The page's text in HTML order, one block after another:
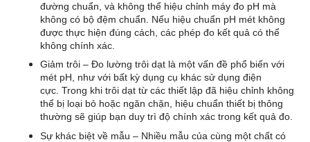
đường chuẩn, và không thể hiệu chỉnh máy đo pH mà
không có bộ đệm chuẩn. Nếu hiệu chuẩn pH mét không
được thực hiện đúng cách, các phép đo kết quả có thể
không chính xác.
Giảm trôi – Đo lường trôi dạt là một vấn đề phổ biến với
mét pH, như với bất kỳ dụng cụ khác sử dụng điện
cực. Trong khi trôi dạt từ các thiết lập đã hiệu chỉnh không
thể bị loại bỏ hoặc ngăn chặn, hiệu chuẩn thiết bị thông
thường sẽ giúp bạn duy trì độ chính xác trong kết quả đo.
Sự khác biệt về mẫu – Nhiều mẫu của cùng một chất có